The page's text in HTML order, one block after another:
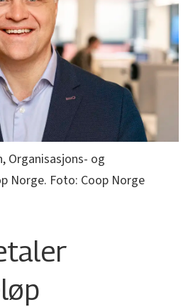
Organisasjons- og
Norge. Foto: Coop Norge